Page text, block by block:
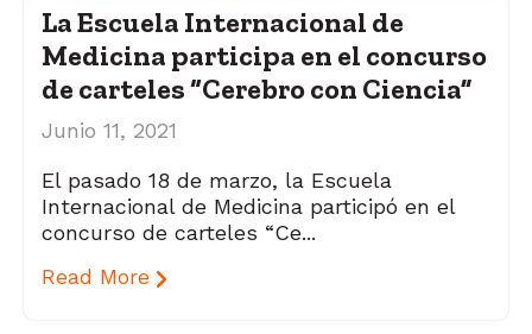
La Escuela Internacional de
Medicina participa en el concurso
de carteles “Cerebro con Ciencia”
Junio 11, 2021
El pasado 18 de marzo, la Escuela
Internacional de Medicina participó en el
concurso de carteles “Ce...
Read More